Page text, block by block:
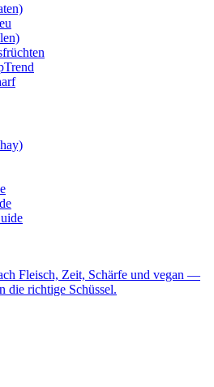
Trend
Fleisch, Zeit, Schärfe und vegan —
die richtige Schüssel.